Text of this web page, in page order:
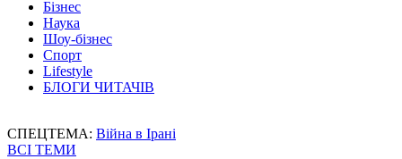
Бізнес
Наука
Шоу-бізнес
Спорт
Lifestyle
БЛОГИ ЧИТАЧІВ
СПЕЦТЕМА: Війна в Ірані
ВСІ ТЕМИ